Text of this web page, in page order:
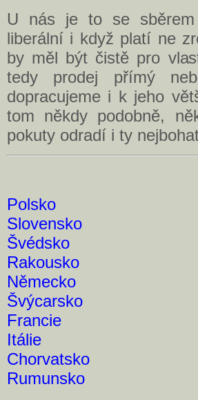
U nás je to se
liberální i když platí ne
by měl být čistě pro
tedy prodej přímý
dopracujeme i k jeho
tom někdy podobně,
pokuty odradí i ty
Polsko
Slovensko
Švédsko
Rakousko
Německo
Švýcarsko
Francie
Itálie
Chorvatsko
Rumunsko